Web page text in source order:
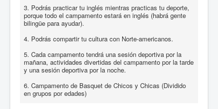
3. Podrás practicar tu inglés mientras practicas tu deporte,
porque todo el campamento estará en inglés (habrá gente
bilingüe para ayudar).
4. Podrás compartir tu cultura con Norte-americanos.
5. Cada campamento tendrá una sesión deportiva por la
mañana, actividades divertidas del campamento por la tarde
y una sesión deportiva por la noche.
6. Campamento de Basquet de Chicos y Chicas (Dividido
en grupos por edades)